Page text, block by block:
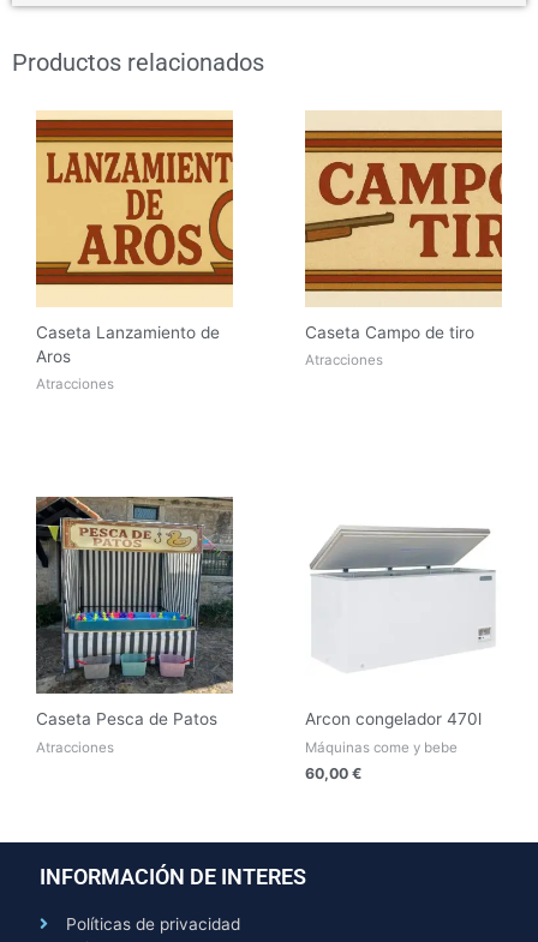
o
f
c
e
o
p
n
t
e
r
s
t
Productos relacionados
Caseta Lanzamiento de
Aros
Atracciones
Caseta Campo de tiro
Atracciones
Caseta Pesca de Patos
Atracciones
Arcon congelador 470l
Máquinas come y bebe
60,00 €
INFORMACIÓN DE INTERES
Políticas de privacidad